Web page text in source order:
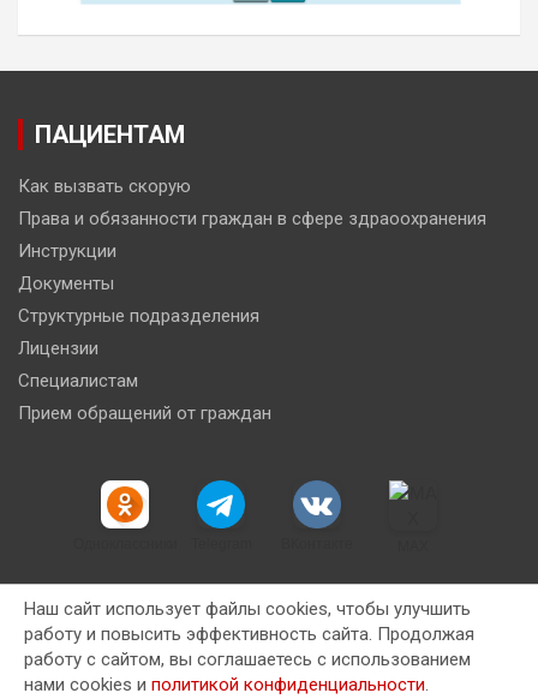
ПАЦИЕНТАМ
Как вызвать скорую
Права и обязанности граждан в сфере здраоохранения
Инструкции
Документы
Структурные подразделения
Лицензии
Специалистам
Прием обращений от граждан
Copyright © 2026Новокузнецкая клиническая станция
скорой медицинской помощи имени Ю.М. Янкина
Наш сайт использует файлы cookies, чтобы улучшить
работу и повысить эффективность сайта. Продолжая
работу с сайтом, вы соглашаетесь с использованием
нами cookies и политикой конфиденциальности.